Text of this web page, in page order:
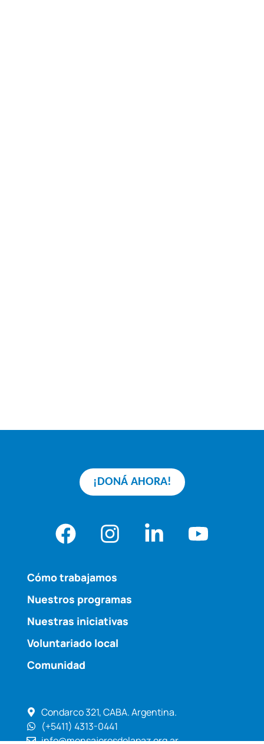
Cómo trabajamos
Nuestros programas
Nuestras iniciativas
Voluntariado local
Comunidad
Condarco 321, CABA. Argentina.
(+5411) 4313-0441
info@mensajerosdelapaz.org.ar
¡DONÁ AHORA!